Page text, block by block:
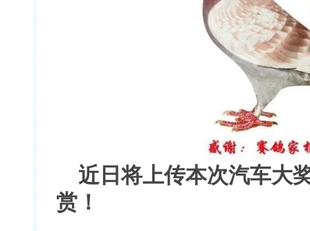
近日将上传本次汽车大
赏！